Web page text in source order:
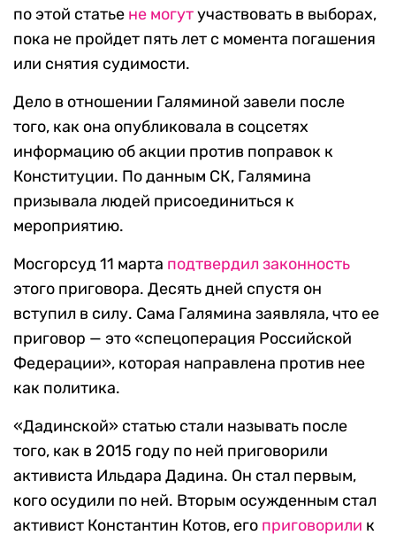
по этой статье не могутучаствовать в выборах,
пока не пройдет пять лет с момента погашения
или снятия судимости.
Дело в отношении Галяминой завели после
того, как она опубликовала в соцсетях
информацию об акции против поправок к
Конституции. По данным СК, Галямина
призывала людей присоединиться к
мероприятию.
Мосгорсуд 11 марта подтвердил законность
этого приговора. Десять дней спустя он
вступил в силу. Сама Галямина заявляла, что ее
приговор — это «спецоперация Российской
Федерации», которая направлена против нее
как политика.
«Дадинской» статью стали называть после
того, как в 2015 году по ней приговорили
активиста Ильдара Дадина. Он стал первым,
кого осудили по ней. Вторым осужденным стал
активист Константин Котов, его приговорили к